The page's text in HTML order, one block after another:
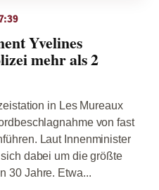
Yvelines
mehr als 2
in Les Mureaux
von fast
Laut Innenminister
dabei um die größte
30 Jahre. Etwa...